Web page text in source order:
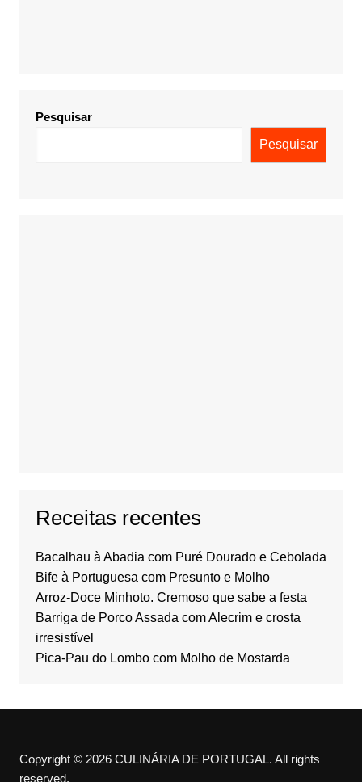
Pesquisar
Pesquisar
Receitas recentes
Bacalhau à Abadia com Puré Dourado e Cebolada
Bife à Portuguesa com Presunto e Molho
Arroz-Doce Minhoto. Cremoso que sabe a festa
Barriga de Porco Assada com Alecrim e crosta
irresistível
Pica-Pau do Lombo com Molho de Mostarda
Copyright © 2026 CULINÁRIA DE PORTUGAL. All rights
reserved.